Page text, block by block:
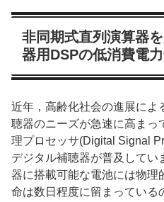
非同期式直列演算器
器用DSPの低消費電
近年，高齢化社会の進展によ
聴器のニーズが急速に高まっ
理プロセッサ(Digital Signal
デジタル補聴器が普及して
器に搭載可能な電池には物理
命は数日程度に留まっている